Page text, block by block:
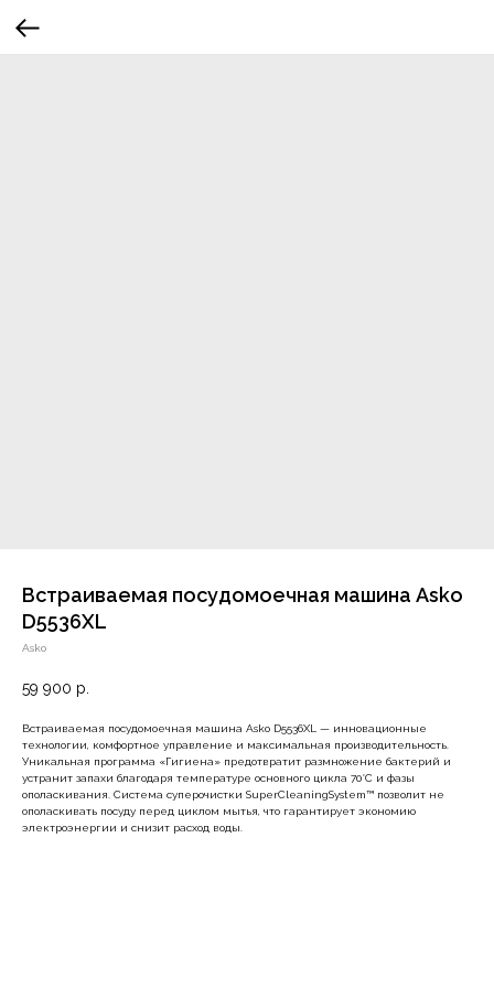
Встраиваемая посудомоечная машина Asko
D5536XL
Asko
59 900 р.
Встраиваемая посудомоечная машина Asko D5536XL — инновационные
технологии, комфортное управление и максимальная производительность.
Уникальная программа «Гигиена» предотвратит размножение бактерий и
устранит запахи благодаря температуре основного цикла 70°C и фазы
ополаскивания. Система суперочистки SuperCleaningSystem™ позволит не
ополаскивать посуду перед циклом мытья, что гарантирует экономию
электроэнергии и снизит расход воды.